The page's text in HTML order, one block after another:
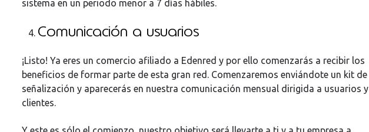
sistema en un periodo menor a 7 días hábiles.
Comunicación a usuarios
¡Listo! Ya eres un comercio afiliado a Edenred y por ello comenzarás a recibir los
beneficios de formar parte de esta gran red. Comenzaremos enviándote un kit de
señalización y aparecerás en nuestra comunicación mensual dirigida a usuarios y
clientes.